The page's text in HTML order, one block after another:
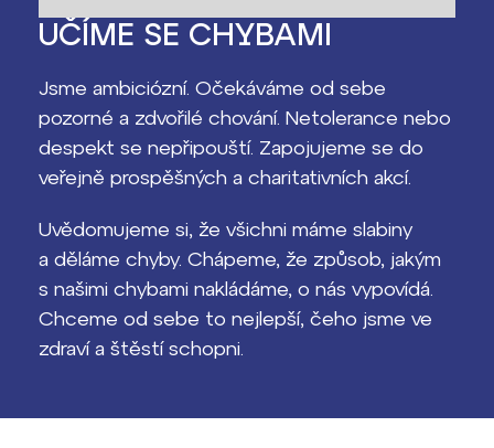
UČÍME SE CHYBAMI
Jsme ambiciózní. Očekáváme od sebe
pozorné a zdvořilé chování. Netolerance nebo
despekt se nepřipouští. Zapojujeme se do
veřejně prospěšných a charitativních akcí.
Uvědomujeme si, že všichni máme slabiny
a děláme chyby. Chápeme, že způsob, jakým
s našimi chybami nakládáme, o nás vypovídá.
Chceme od sebe to nejlepší, čeho jsme ve
zdraví a štěstí schopni.